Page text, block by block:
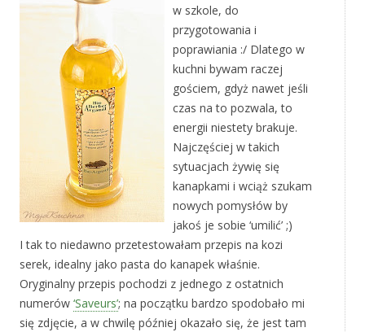
w szkole, do
przygotowania i
poprawiania :/ Dlatego w
kuchni bywam raczej
gościem, gdyż nawet jeśli
czas na to pozwala, to
energii niestety brakuje.
Najczęściej w takich
sytuacjach żywię się
kanapkami i wciąż szukam
nowych pomysłów by
jakoś je sobie ‘umilić’ ;)
I tak to niedawno przetestowałam przepis na kozi
serek, idealny jako pasta do kanapek właśnie.
Oryginalny przepis pochodzi z jednego z ostatnich
numerów ‘Saveurs’; na początku bardzo spodobało mi
się zdjęcie, a w chwilę później okazało się, że jest tam